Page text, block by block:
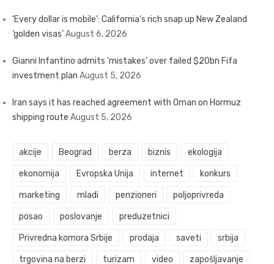
‘Every dollar is mobile’: California’s rich snap up New Zealand
‘golden visas’August 6, 2026
Gianni Infantino admits ‘mistakes’ over failed $20bn Fifa
investment plan August 5, 2026
Iran says it has reached agreement with Oman on Hormuz
shipping route August 5, 2026
akcije Beograd berza biznis ekologija
ekonomija Evropska Unija internet konkurs
marketing mladi penzioneri poljoprivreda
posao poslovanje preduzetnici
Privredna komora Srbije prodaja saveti srbija
trgovina na berzi turizam video zapošljavanje